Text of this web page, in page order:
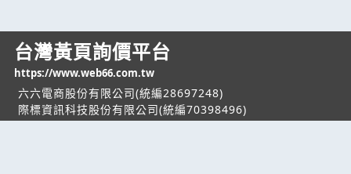
台灣黃頁詢價平台
https://www.web66.com.tw
六六電商股份有限公司(統編28697248)
際標資訊科技股份有限公司(統編70398496)